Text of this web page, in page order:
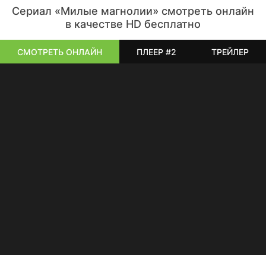
Сериал «Милые магнолии» смотреть онлайн
в качестве HD бесплатно
СМОТРЕТЬ ОНЛАЙН ПЛЕЕР #2 ТРЕЙЛЕР